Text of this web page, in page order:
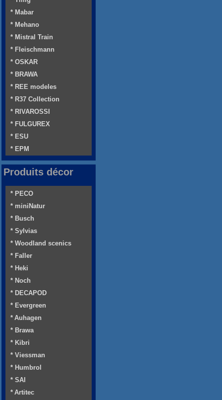
* Mabar
* Mehano
* Mistral Train
* Fleischmann
* OSKAR
* BRAWA
* REE modeles
* R37 Collection
* RIVAROSSI
* FULGUREX
* ESU
* EPM
Produits décor
* PECO
* miniNatur
* Busch
* Sylvias
* Woodland scenics
* Faller
* Heki
* Noch
* DECAPOD
* Evergreen
* Auhagen
* Brawa
* Kibri
* Viessman
* Humbrol
* SAI
* Artitec